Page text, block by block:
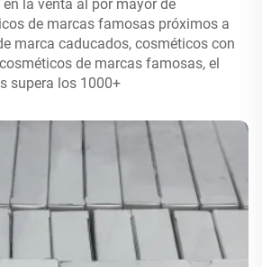
la venta al por mayor de
de marcas famosas próximos a
marca caducados, cosméticos con
de marcas famosas, el
supera los 1000+